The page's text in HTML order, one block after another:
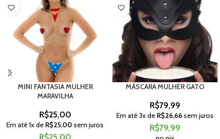
MINI FANTASIA MULHER
MARAVILHA
R$25,00
Em até1x de R$25,00 sem juros
R$25,00
MÁSCARA MULHER GATO
R$79,99
Em até3x de R$26,66sem juros
R$79,99